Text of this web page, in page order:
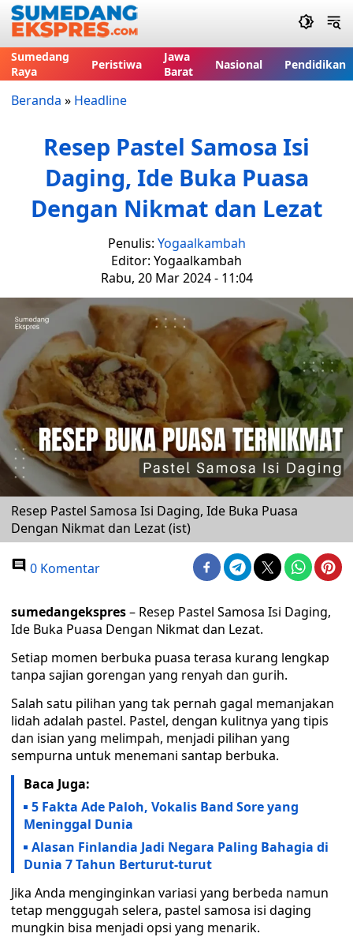
Sumedang
Raya
Peristiwa
Jawa
Barat
Nasional Pendidikan
Beranda » Headline
Resep Pastel Samosa Isi
Daging, Ide Buka Puasa
Dengan Nikmat dan Lezat
Penulis: Yogaalkambah
Editor: Yogaalkambah
Rabu, 20 Mar 2024 - 11:04
Resep Pastel Samosa Isi Daging, Ide Buka Puasa
Dengan Nikmat dan Lezat (ist)
0 Komentar
sumedangekspres– Resep Pastel Samosa Isi Daging,
Ide Buka Puasa Dengan Nikmat dan Lezat.
Setiap momen berbuka puasa terasa kurang lengkap
tanpa sajian gorengan yang renyah dan gurih.
Salah satu pilihan yang tak pernah gagal memanjakan
lidah adalah pastel. Pastel, dengan kulitnya yang tipis
dan isian yang melimpah, menjadi pilihan yang
sempurna untuk menemani santap berbuka.
Baca Juga:
5 Fakta Ade Paloh, Vokalis Band Sore yang
Meninggal Dunia
Alasan Finlandia Jadi Negara Paling Bahagia di
Dunia 7 Tahun Berturut-turut
Jika Anda menginginkan variasi yang berbeda namun
tetap menggugah selera, pastel samosa isi daging
mungkin bisa menjadi opsi yang menarik.